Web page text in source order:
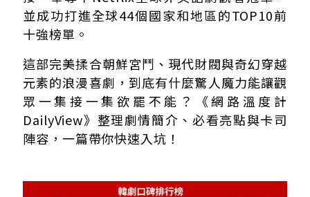
並成功打進全球44個國家和地區的TOP10前
十強榜單。
這部完美揉合朝鮮宮鬥、現代財閥與奇幻穿越
元素的浪漫喜劇，到底有什麼驚人魔力能讓觀
眾一集接一集欲罷不能？《網路溫度計
DailyView》整理劇情簡介、必看亮點與卡司
陣容，一篇帶你快速入坑！